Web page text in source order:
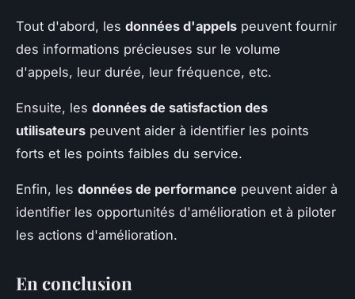
Tout d'abord, les données d'appels peuvent fournir
des informations précieuses sur le volume
d'appels, leur durée, leur fréquence, etc.
Ensuite, les données de satisfaction des
utilisateurs peuvent aider à identifier les points
forts et les points faibles du service.
Enfin, les données de performance peuvent aider à
identifier les opportunités d'amélioration et à piloter
les actions d'amélioration.
En conclusion